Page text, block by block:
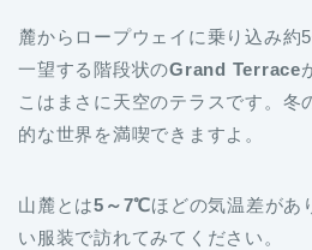
麓からロープウェイに乗り込み約
一望する階段状のGrand Terrace
こはまさに天空のテラスです。冬
的な世界を満喫できますよ。
山麓とは5～7℃ほどの気温差があ
い服装で訪れてみてください。